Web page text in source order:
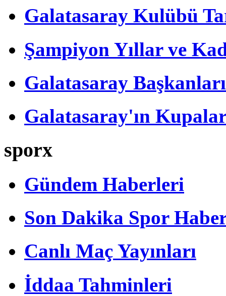
Galatasaray Kulübü
Şampiyon Yıllar ve
Galatasaray Başkanları
Galatasaray'ın
sporx
Gündem Haberleri
Son Dakika Spor
Canlı Maç Yayınları
İddaa Tahminleri